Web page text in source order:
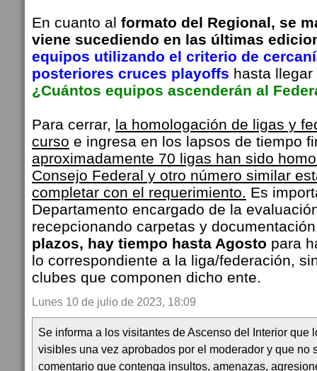
En cuanto al formato del Regional, se
viene sucediendo en las últimas
equipos utilizando el criterio de
posteriores cruces playoffs hasta
¿Cuántos equipos ascenderán al
Para cerrar, la homologación de ligas y
curso e ingresa en los lapsos de tiempo
aproximadamente 70 ligas han sido
Consejo Federal y otro número similar
completar con el requerimiento. Es
Departamento encargado de la
recepcionando carpetas y
plazos, hay tiempo hasta Agosto para
lo correspondiente a la liga/federación,
clubes que componen dicho ente.
Lunes 10 de julio de 2023, 18:09
Se informa a los visitantes de Ascenso del Interior que
visibles una vez aprobados por el moderador y que no
comentario que contenga insultos, amenazas,